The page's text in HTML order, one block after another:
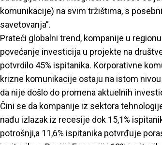
komunikacije) na svim tržištima, s
savetovanja”.
Prateći globalni trend, kompanije u
povećanje investicija u projekte na
potvrdilo 45% ispitanika. Korporativne
krizne komunikacije ostaju na istom
da nije došlo do promena aktuelnih
Čini se da kompanije iz sektora
nađu izlazak iz recesije dok 15,1%
potrošnji,a 11,6% ispitanika potvrđuje